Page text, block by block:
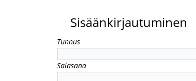
Sisäänkirjautuminen
Tunnus
Salasana